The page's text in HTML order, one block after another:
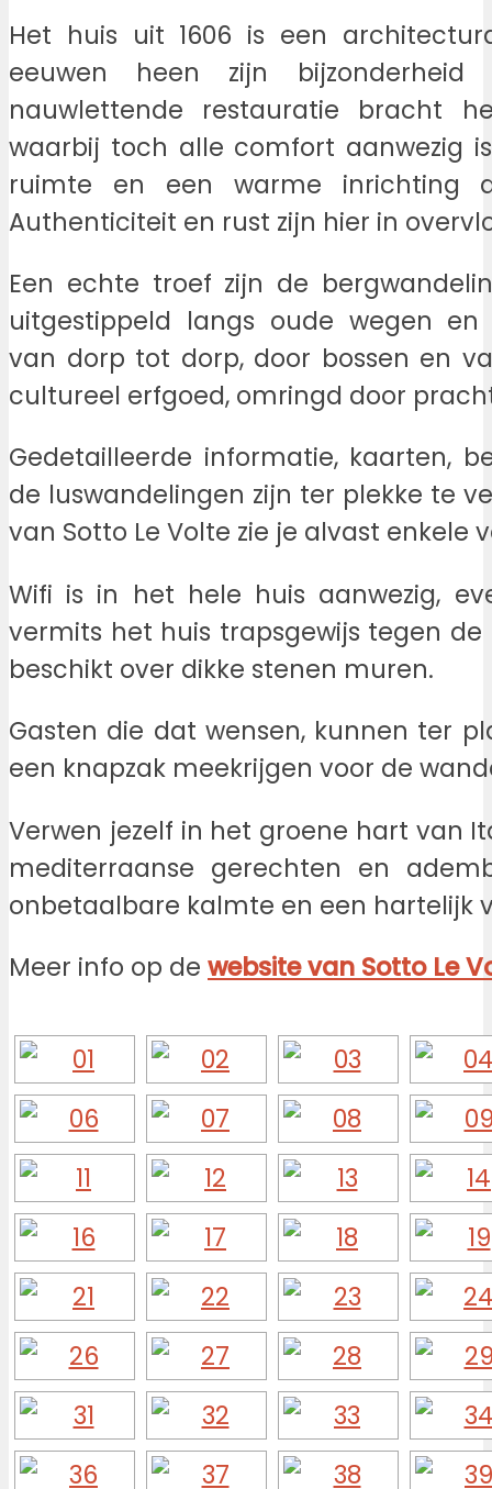
Het huis uit 1606 is een
eeuwen heen zijn bijzonderheid
nauwlettende restauratie bracht
waarbij toch alle comfort aanwezig
ruimte en een warme inrichting
Authenticiteit en rust zijn hier in
Een echte troef zijn de
uitgestippeld langs oude wegen en
van dorp tot dorp, door bossen en
cultureel erfgoed, omringd door
Gedetailleerde informatie, kaarten,
de luswandelingen zijn ter plekke te
van Sotto Le Volte zie je alvast enkele
Wifi is in het hele huis aanwezig,
vermits het huis trapsgewijs tegen
beschikt over dikke stenen muren.
Gasten die dat wensen, kunnen ter
een knapzak meekrijgen voor de
Verwen jezelf in het groene hart van
mediterraanse gerechten en
onbetaalbare kalmte en een hartelijk
Meer info op de website van Sotto Le